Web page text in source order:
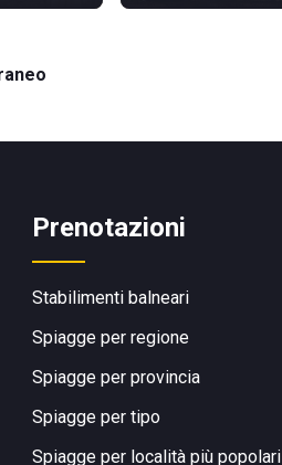
Prenotazioni
Stabilimenti balneari
Spiagge per regione
Spiagge per provincia
Spiagge per tipo
Spiagge per località più popolari